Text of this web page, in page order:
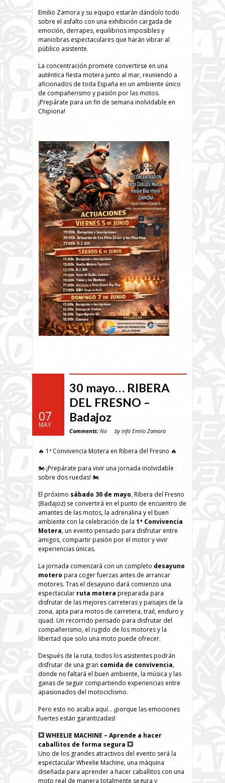
Emilio Zamora y su equipo estarán dándolo todo
sobre el asfalto con una exhibición cargada de
emoción, derrapes, equilibrios imposibles y
maniobras espectaculares que harán vibrar al
público asistente.
La concentración promete convertirse en una
auténtica fiesta motera junto al mar, reuniendo a
aficionados de toda España en un ambiente único
de compañerismo y pasión por las motos.
¡Prepárate para un fin de semana inolvidable en
Chipiona!
07
MAY
30 mayo… RIBERA
DEL FRESNO –
Badajoz
Comments: No by info Emilo Zamora
🔥 1ª Convivencia Motera en Ribera del Fresno 🔥
🏍️ ¡Prepárate para vivir una jornada inolvidable
sobre dos ruedas! 🏍️
El próximo sábado 30 de mayo, Ribera del Fresno
(Badajoz) se convertirá en el punto de encuentro de
amantes de las motos, la adrenalina y el buen
ambiente con la celebración de la 1ª Convivencia
Motera, un evento pensado para disfrutar entre
amigos, compartir pasión por el motor y vivir
experiencias únicas.
La jornada comenzará con un completo desayuno
motero para coger fuerzas antes de arrancar
motores. Tras el desayuno dará comienzo una
espectacular ruta motera preparada para
disfrutar de las mejores carreteras y paisajes de la
zona, apta para motos de carretera, trail, enduro y
quad. Un recorrido pensado para disfrutar del
compañerismo, el rugido de los motores y la
libertad que solo una moto puede ofrecer.
Después de la ruta, todos los asistentes podrán
disfrutar de una gran comida de convivencia,
donde no faltará el buen ambiente, la música y las
ganas de seguir compartiendo experiencias entre
apasionados del motociclismo.
Pero esto no acaba aquí… ¡porque las emociones
fuertes están garantizadas!
💥 WHEELIE MACHINE – Aprende a hacer
caballitos de forma segura 💥
Uno de los grandes atractivos del evento será la
espectacular Wheelie Machine, una máquina
diseñada para aprender a hacer caballitos con una
moto real de manera totalmente segura y